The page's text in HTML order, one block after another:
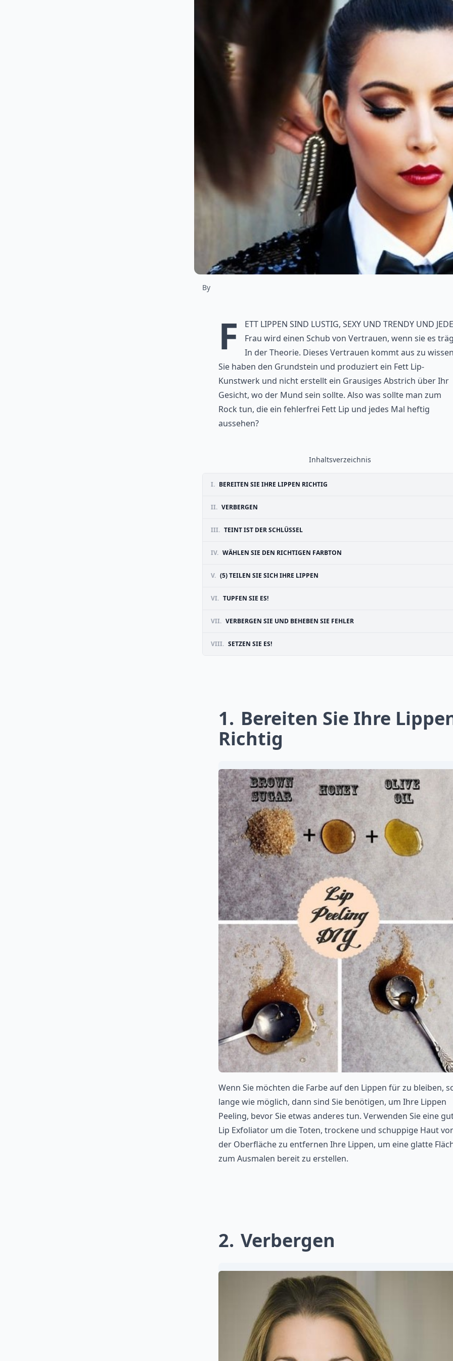
By
F
ett Lippen sind lustig, sexy und trendy und jede
Frau wird einen Schub von Vertrauen, wenn sie es
In der Theorie. Dieses Vertrauen kommt aus zu
Sie haben den Grundstein und produziert ein Fett Lip-
Kunstwerk und nicht erstellt ein Grausiges Abstrich über Ihr
Gesicht, wo der Mund sein sollte. Also was sollte man zum
Rock tun, die ein fehlerfrei Fett Lip und jedes Mal heftig
aussehen?
Inhaltsverzeichnis
I. BEREITEN SIE IHRE LIPPEN RICHTIG
II. VERBERGEN
III. TEINT IST DER SCHLÜSSEL
IV. WÄHLEN SIE DEN RICHTIGEN FARBTON
V. (5) TEILEN SIE SICH IHRE LIPPEN
VI. TUPFEN SIE ES!
VII. VERBERGEN SIE UND BEHEBEN SIE FEHLER
VIII. SETZEN SIE ES!
1
Bereiten Sie Ihre
Richtig
Wenn Sie möchten die Farbe auf den Lippen für zu bleiben,
lange wie möglich, dann sind Sie benötigen, um Ihre Lippen
Peeling, bevor Sie etwas anderes tun. Verwenden Sie eine
Lip Exfoliator um die Toten, trockene und schuppige Haut
der Oberfläche zu entfernen Ihre Lippen, um eine glatte
zum Ausmalen bereit zu erstellen.
2 Verbergen